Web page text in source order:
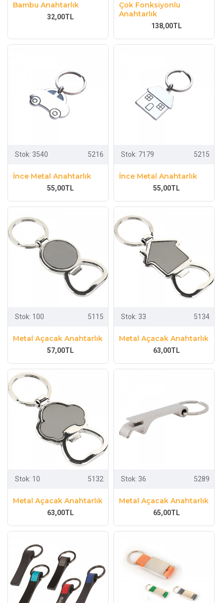
Bambu Anahtarlık
32,00TL
Çok Fonksiyonlu
Anahtarlık
138,00TL
Stok: 3540 5216
İnce Metal Anahtarlık
55,00TL
Stok: 7179 5215
İnce Metal Anahtarlık
55,00TL
Stok: 100 5115
Metal Açacak Anahtarlık
57,00TL
Stok: 33 5134
Metal Açacak Anahtarlık
63,00TL
Stok: 10 5132
Metal Açacak Anahtarlık
63,00TL
Stok: 36 5289
Metal Açacak Anahtarlık
65,00TL